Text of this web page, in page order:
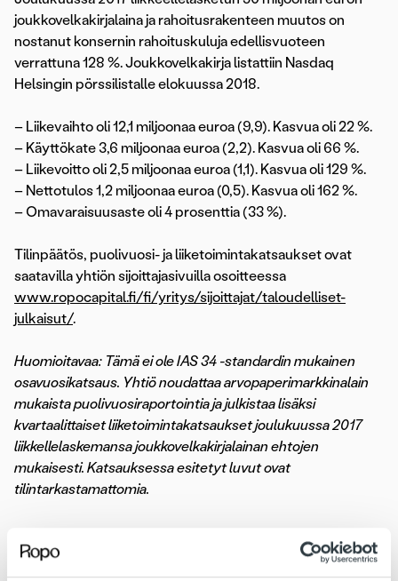
joukkovelkakirjalaina ja rahoitusrakenteen muutos on
nostanut konsernin rahoituskuluja edellisvuoteen
verrattuna 128 %. Joukkovelkakirja listattiin Nasdaq
Helsingin pörssilistalle elokuussa 2018.
– Liikevaihto oli 12,1 miljoonaa euroa (9,9). Kasvua oli 22 %.
– Käyttökate 3,6 miljoonaa euroa (2,2). Kasvua oli 66 %.
– Liikevoitto oli 2,5 miljoonaa euroa (1,1). Kasvua oli 129 %.
– Nettotulos 1,2 miljoonaa euroa (0,5). Kasvua oli 162 %.
– Omavaraisuusaste oli 4 prosenttia (33 %).
Tilinpäätös, puolivuosi- ja liiketoimintakatsaukset ovat
saatavilla yhtiön sijoittajasivuilla osoitteessa
www.ropocapital.fi/fi/yritys/sijoittajat/taloudelliset-
julkaisut/.
Huomioitavaa: Tämä ei ole IAS 34 -standardin mukainen
osavuosikatsaus. Yhtiö noudattaa arvopaperimarkkinalain
mukaista puolivuosiraportointia ja julkistaa lisäksi
kvartaalittaiset liiketoimintakatsaukset joulukuussa 2017
liikkellelaskemansa joukkovelkakirjalainan ehtojen
mukaisesti. Katsauksessa esitetyt luvut ovat
tilintarkastamattomia.
Lisätietoja antavat: